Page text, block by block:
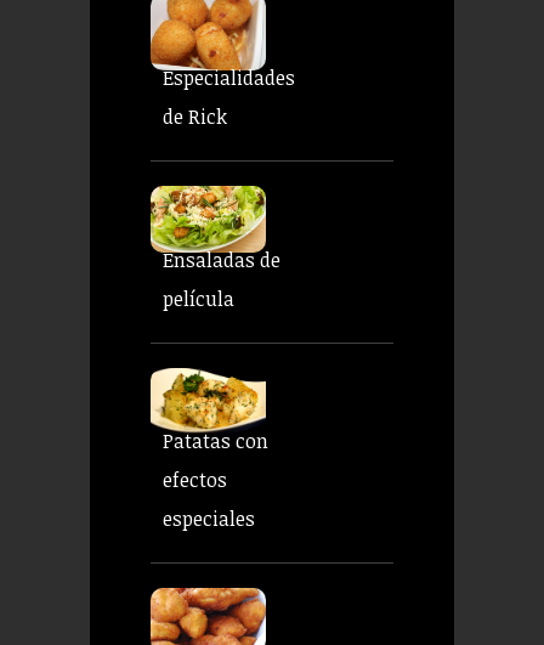
Especialidades
de Rick
Ensaladas de
película
Patatas con
efectos
especiales